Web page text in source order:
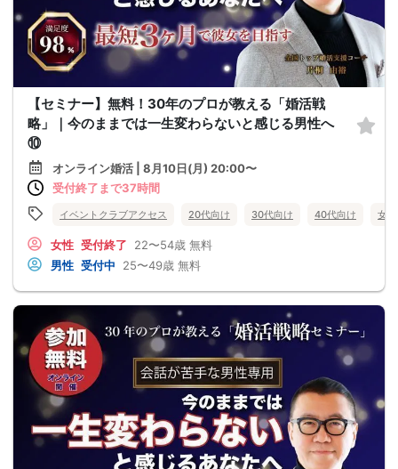
【セミナー】無料！30年のプロが教える「婚活戦
略」｜今のままでは一生変わらないと感じる男性へ
⑩
オンライン婚活 | 8月10日(月) 20:00〜
受付終了まで37時間
イベントクラブアクセス 20代向け 30代向け 40代向け 女
女性 受付終了 22〜54歳 無料
男性 受付中 25〜49歳 無料